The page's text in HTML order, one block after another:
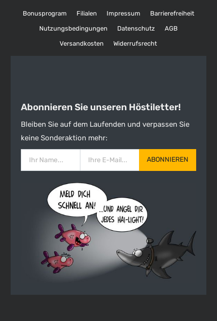
Bonusprogram Filialen Impressum Barrierefreiheit
Nutzungsbedingungen Datenschutz AGB
Versandkosten Widerrufsrecht
Abonnieren Sie unseren Höstiletter!
Bleiben Sie auf dem Laufenden und verpassen Sie
keine Sonderaktion mehr:
ABONNIEREN